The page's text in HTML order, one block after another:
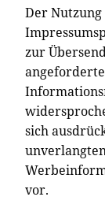
Der
zur
sich
vor.